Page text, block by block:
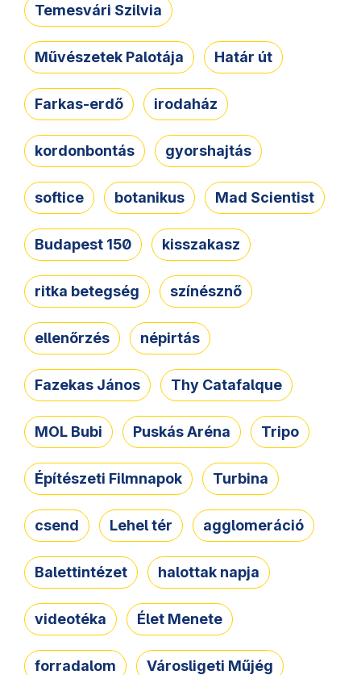
Temesvári Szilvia
Művészetek Palotája Határ út
Farkas-erdő irodaház
kordonbontás gyorshajtás
softice botanikus Mad Scientist
Budapest 150 kisszakasz
ritka betegség színésznő
ellenőrzés népirtás
Fazekas János Thy Catafalque
MOL Bubi Puskás Aréna Tripo
Építészeti Filmnapok Turbina
csend Lehel tér agglomeráció
Balettintézet halottak napja
videotéka Élet Menete
forradalom Városligeti Műjég